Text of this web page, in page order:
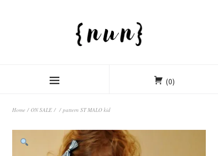
(0)
Home / ON SALE / / pattern ST MALO kid